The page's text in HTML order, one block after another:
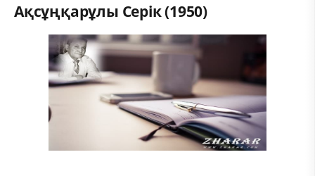
Ақсұңқарұлы Серік (1950)